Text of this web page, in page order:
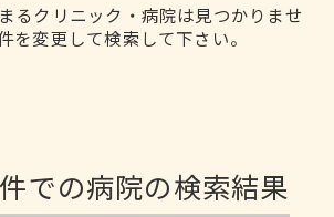
るクリニック・病院は見つかりませ
を変更して検索して下さい。
での病院の検索結果